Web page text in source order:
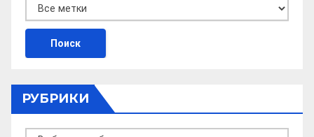
РУБРИКИ